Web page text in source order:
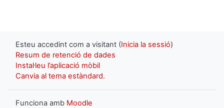
Esteu accedint com a visitant (Inicia la sessió)
Resum de retenció de dades
Instal·leu l’aplicació mòbil
Canvia al tema estàndard.
Funciona amb Moodle